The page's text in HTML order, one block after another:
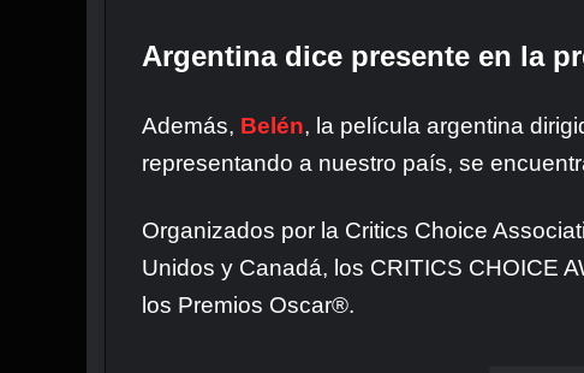
Argentina dice presente en la
Además, Belén, la película argentina
representando a nuestro país, se
Organizados por la Critics Choice
Unidos y Canadá, los CRITICS CHOICE
los Premios Oscar®.